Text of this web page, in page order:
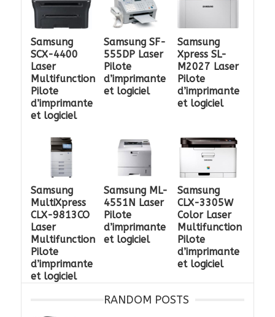
Samsung
SCX-4400
Laser
Multifunction
Pilote
d’imprimante
et logiciel
Samsung SF-
555DP Laser
Pilote
d’imprimante
et logiciel
Samsung
Xpress SL-
M2027 Laser
Pilote
d’imprimante
et logiciel
Samsung
MultiXpress
CLX-9813CO
Laser
Multifunction
Pilote
d’imprimante
et logiciel
Samsung ML-
4551N Laser
Pilote
d’imprimante
et logiciel
Samsung
CLX-3305W
Color Laser
Multifunction
Pilote
d’imprimante
et logiciel
RANDOM POSTS